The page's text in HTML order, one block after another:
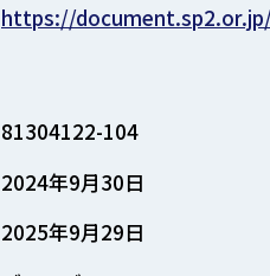
https://
81304122-104
2024年9月30日
2025年9月29日